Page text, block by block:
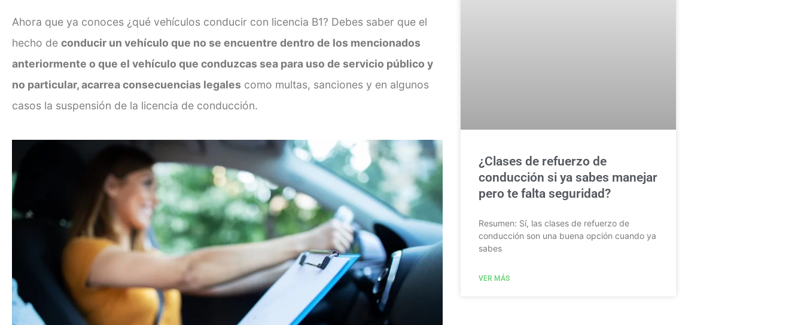
Ahora que ya conoces ¿qué vehículos conducir con licencia B1? Debes saber que el
hecho de conducir un vehículo que no se encuentre dentro de los mencionados
anteriormente o que el vehículo que conduzcas sea para uso de servicio público y
no particular, acarrea consecuencias legales como multas, sanciones y en algunos
casos la suspensión de la licencia de conducción.
¿Clases de refuerzo de
conducción si ya sabes manejar
pero te falta seguridad?
Resumen: Sí, las clases de refuerzo de
conducción son una buena opción cuando ya
sabes
VER MÁS